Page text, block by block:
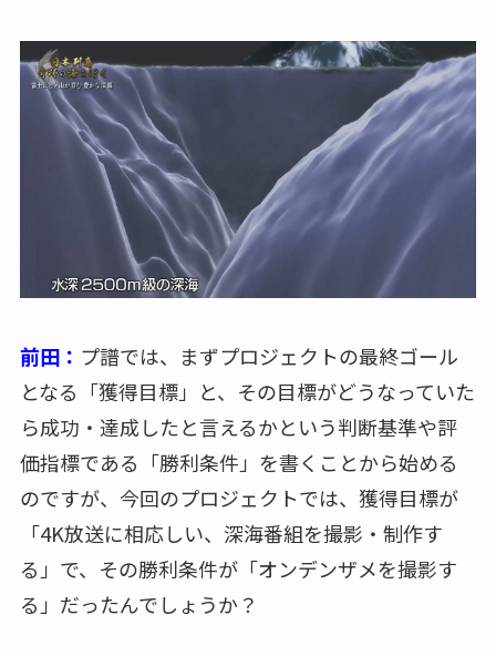
前田： プ譜では、まずプロジェクトの最終ゴール
となる「獲得目標」と、その目標がどうなっていた
ら成功・達成したと言えるかという判断基準や評
価指標である「勝利条件」を書くことから始める
のですが、今回のプロジェクトでは、獲得目標が
「4K放送に相応しい、深海番組を撮影・制作す
る」で、その勝利条件が「オンデンザメを撮影す
る」だったんでしょうか？